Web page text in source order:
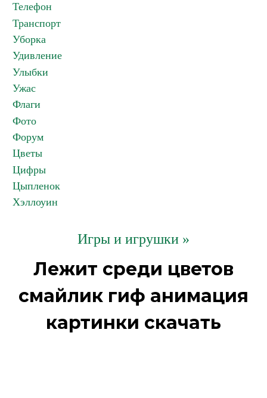
Телефон
Транспорт
Уборка
Удивление
Улыбки
Ужас
Флаги
Фото
Форум
Цветы
Цифры
Цыпленок
Хэллоуин
Игры и игрушки »
Лежит среди цветов
смайлик гиф анимация
картинки скачать